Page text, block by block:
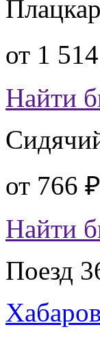
от 1
Найти
от 766 ₽
Найти
Поезд